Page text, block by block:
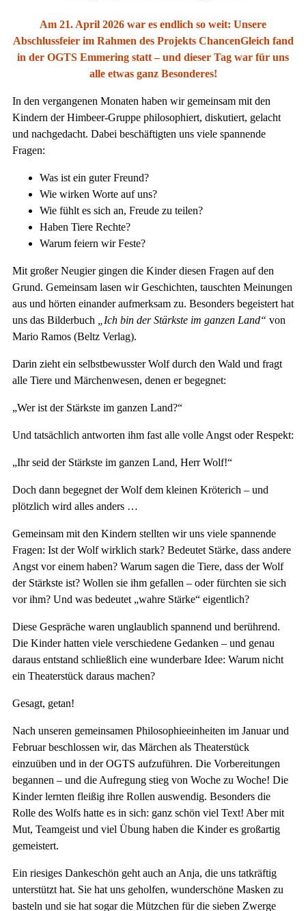
Am 21. April 2026 war es endlich so weit: Unsere
Abschlussfeier im Rahmen des Projekts ChancenGleich fand
in der OGTS Emmering statt – und dieser Tag war für uns
alle etwas ganz Besonderes!
In den vergangenen Monaten haben wir gemeinsam mit den
Kindern der Himbeer-Gruppe philosophiert, diskutiert, gelacht
und nachgedacht. Dabei beschäftigten uns viele spannende
Fragen:
Was ist ein guter Freund?
Wie wirken Worte auf uns?
Wie fühlt es sich an, Freude zu teilen?
Haben Tiere Rechte?
Warum feiern wir Feste?
Mit großer Neugier gingen die Kinder diesen Fragen auf den
Grund. Gemeinsam lasen wir Geschichten, tauschten Meinungen
aus und hörten einander aufmerksam zu. Besonders begeistert hat
uns das Bilderbuch
„Ich bin der Stärkste im ganzen Land“ von
Mario Ramos (Beltz Verlag).
Darin zieht ein selbstbewusster Wolf durch den Wald und fragt
alle Tiere und Märchenwesen, denen er begegnet:
„Wer ist der Stärkste im ganzen Land?“
Und tatsächlich antworten ihm fast alle volle Angst oder Respekt:
„Ihr seid der Stärkste im ganzen Land, Herr Wolf!“
Doch dann begegnet der Wolf dem kleinen Kröterich – und
plötzlich wird alles anders …
Gemeinsam mit den Kindern stellten wir uns viele spannende
Fragen: Ist der Wolf wirklich stark? Bedeutet Stärke, dass andere
Angst vor einem haben? Warum sagen die Tiere, dass der Wolf
der Stärkste ist? Wollen sie ihm gefallen – oder fürchten sie sich
vor ihm? Und was bedeutet „wahre Stärke“ eigentlich?
Diese Gespräche waren unglaublich spannend und berührend.
Die Kinder hatten viele verschiedene Gedanken – und genau
daraus entstand schließlich eine wunderbare Idee: Warum nicht
ein Theaterstück daraus machen?
Gesagt, getan!
Nach unseren gemeinsamen Philosophieeinheiten im Januar und
Februar beschlossen wir, das Märchen als Theaterstück
einzuüben und in der OGTS aufzuführen. Die Vorbereitungen
begannen – und die Aufregung stieg von Woche zu Woche! Die
Kinder lernten fleißig ihre Rollen auswendig. Besonders die
Rolle des Wolfs hatte es in sich: ganz schön viel Text! Aber mit
Mut, Teamgeist und viel Übung haben die Kinder es großartig
gemeistert.
Ein riesiges Dankeschön geht auch an Anja, die uns tatkräftig
unterstützt hat. Sie hat uns geholfen, wunderschöne Masken zu
basteln und sie hat sogar die Mützchen für die sieben Zwerge